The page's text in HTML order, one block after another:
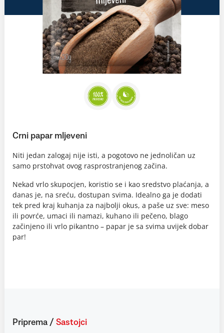
Crni papar mljeveni
Niti jedan zalogaj nije isti, a pogotovo ne jednoličan uz
samo prstohvat ovog rasprostranjenog začina.
Nekad vrlo skupocjen, koristio se i kao sredstvo plaćanja, a
danas je, na sreću, dostupan svima. Idealno ga je dodati
tek pred kraj kuhanja za najbolji okus, a paše uz sve: meso
ili povrće, umaci ili namazi, kuhano ili pečeno, blago
začinjeno ili vrlo pikantno – papar je sa svima uvijek dobar
par!
Priprema / Sastojci